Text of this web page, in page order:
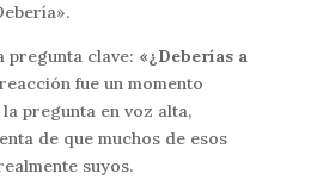
pregunta clave: «¿Deberías a
fue un momento
pregunta en voz alta,
de que muchos de esos
suyos.